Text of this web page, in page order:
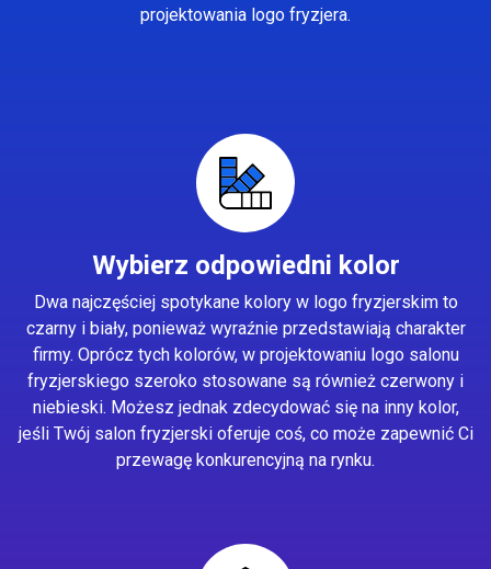
projektowania logo fryzjera.
Wybierz odpowiedni kolor
Dwa najczęściej spotykane kolory w logo fryzjerskim to
czarny i biały, ponieważ wyraźnie przedstawiają charakter
firmy. Oprócz tych kolorów, w projektowaniu logo salonu
fryzjerskiego szeroko stosowane są również czerwony i
niebieski. Możesz jednak zdecydować się na inny kolor,
jeśli Twój salon fryzjerski oferuje coś, co może zapewnić Ci
przewagę konkurencyjną na rynku.